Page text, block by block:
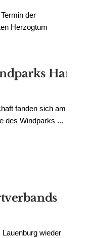
der
Herzogtum
fanden sich am
des Windparks ...
wieder